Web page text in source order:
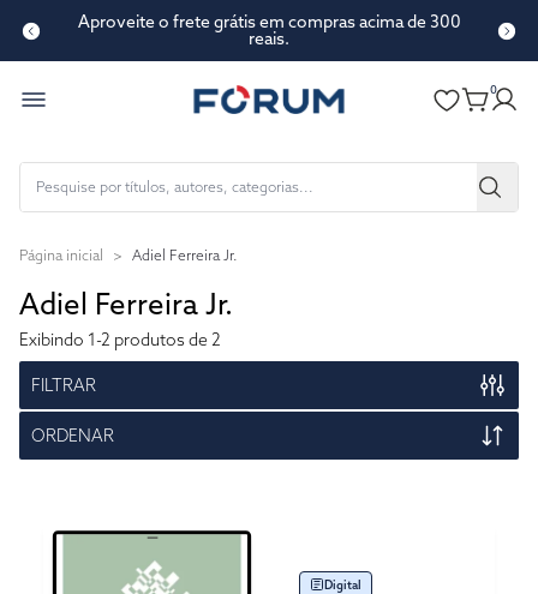
Aproveite o frete grátis em compras acima de 300
reais.
0
Página inicial > Adiel Ferreira Jr.
Adiel Ferreira Jr.
Exibindo 1-2 produtos de 2
FILTRAR
ORDENAR
Digital